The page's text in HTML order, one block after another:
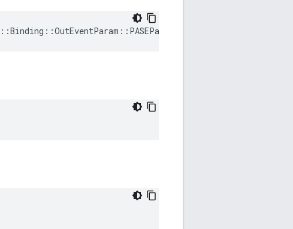
::Binding ::OutEventParam :: PASEParametersRequested